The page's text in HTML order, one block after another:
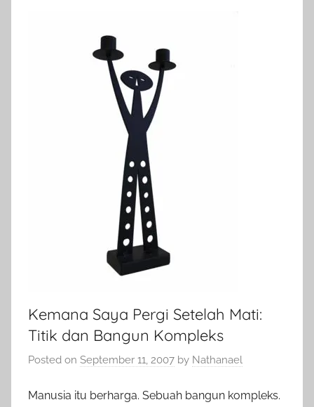
Kemana Saya Pergi Setelah Mati:
Titik dan Bangun Kompleks
Posted on September 11, 2007 by Nathanael
Manusia itu berharga. Sebuah bangun kompleks.